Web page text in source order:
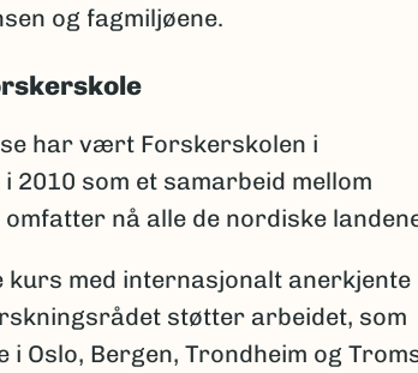
og fagmiljøene.
har vært Forskerskolen i
2010 som et samarbeid mellom
nå alle de nordiske
med internasjonalt anerkjente
støtter arbeidet, som
Oslo, Bergen, Trondheim og